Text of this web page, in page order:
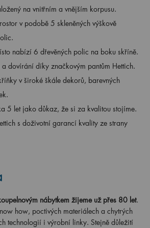
na vnitřním a vnějším korpusu.
v podobě 5 skleněných výškově
nabízí 6 dřevěných polic na boku skříně.
a dovírání díky značkovým pantům Hettich.
v široké škále dekorů, barevných
5 let jako důkaz, že si za kvalitou stojíme.
s doživotní garancí kvality ze strany
nábytkem žijeme už přes 80 let.
how, poctivých materiálech a chytrých
technologií i výrobní linky. Stejně důležití